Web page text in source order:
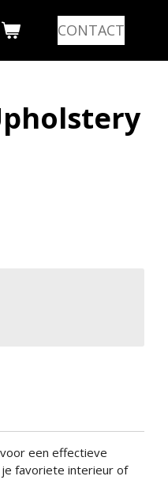
CONTACT
een effectieve
favoriete interieur of